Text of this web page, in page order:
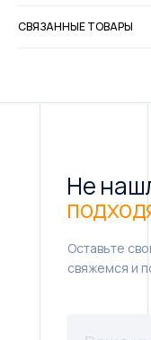
СВЯЗАННЫЕ ТОВАРЫ
Не
Оставьте
свяжемся и